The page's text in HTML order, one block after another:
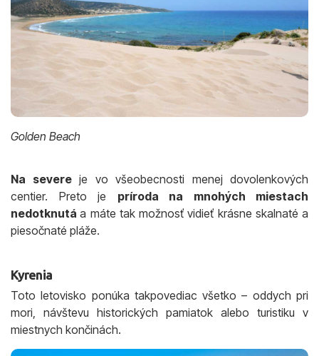
Golden Beach
Na severeje vo všeobecnosti menej dovolenkových
centier. Preto je príroda na mnohých miestach
nedotknutáa máte tak možnosť vidieť krásne skalnaté a
piesočnaté pláže.
Kyrenia
Toto letovisko ponúka takpovediac všetko – oddych pri
mori, návštevu historických pamiatok alebo turistiku v
miestnych končinách.